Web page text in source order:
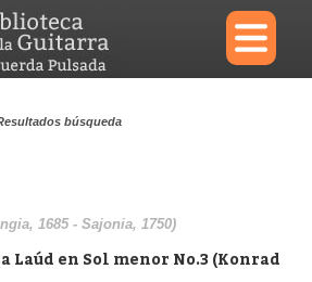
×
Diccionario
búsqueda
1685 - Sajonia, 1750)
Laúd en Sol menor No.3 (Konrad